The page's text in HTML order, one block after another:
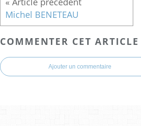
Michel BENETEAU
COMMENTER CET ARTICLE
Ajouter un commentaire